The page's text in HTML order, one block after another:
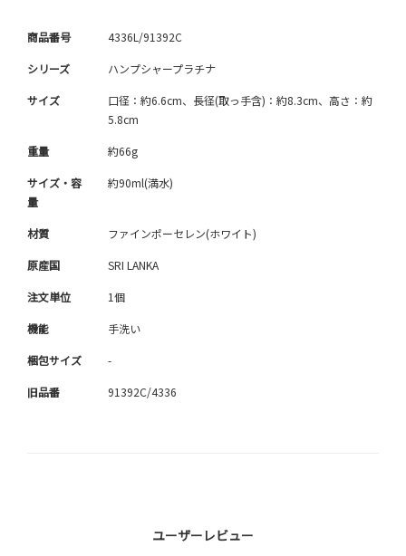
商品番号 4336L/91392C
シリーズ ハンプシャープラチナ
サイズ
口径：約6.6cm、長径(取っ手含)：約8.3cm、高さ：約
5.8cm
重量 約66g
サイズ・容
量
約90ml(満水)
材質 ファインポーセレン(ホワイト)
原産国 SRI LANKA
注文単位 1個
機能 手洗い
梱包サイズ -
旧品番 91392C/4336
ユーザーレビュー